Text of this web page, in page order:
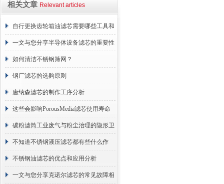
相关文章 Relevant articles
自行更换齿轮箱油滤芯需要哪些工具和
材料？
一文与您分享半导体设备滤芯的重要性
如何清洁不锈钢筛网？
钢厂滤芯的选购原则
唐纳森滤芯的制作工序分析
这些会影响PorousMedia滤芯使用寿命
的因素要注意避免
碳粉滤筒工业废气与粉尘治理的隐形卫
士
不知道不锈钢液压滤芯都有些什么作
用？进来看
不锈钢油滤芯的优点和应用分析
一文与您分享克诺尔滤芯的常见故障相